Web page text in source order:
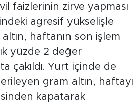
faizlerinin zirve yapması
agresif yükselişle
haftanın son işlem
yüzde 2 değer
çakıldı. Yurt içinde de
gram altın, haftayı
kapatarak